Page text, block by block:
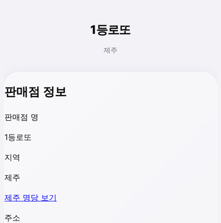
1등로또
제주
판매점 정보
판매점 명
1등로또
지역
제주
제주 명당 보기
주소